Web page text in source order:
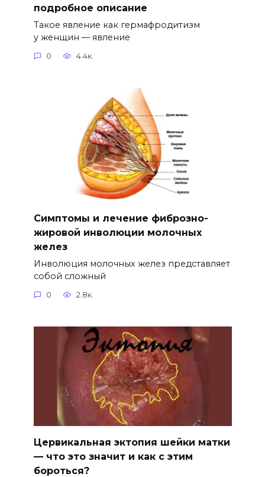
подробное описание
Такое явление как гермафродитизм
у женщин — явление
0 4.4к.
Симптомы и лечение фиброзно-
жировой инволюции молочных
желез
Инволюция молочных желез представляет
собой сложный
0 2.8к.
Цервикальная эктопия шейки матки
— что это значит и как с этим
бороться?